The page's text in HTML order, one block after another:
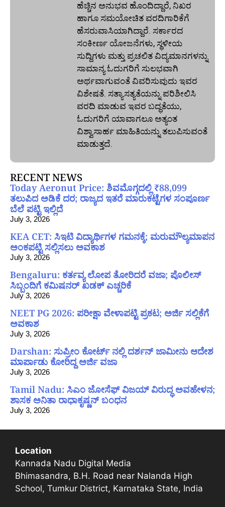
ಹೆಚ್ಚಿನ ಅನುಭವ ಹೊಂದಿದ್ದಾರೆ, ನಿಖರ
ಹಾಗೂ ಸಮಯೋಚಿತ ವರದಿಗಾರಿಕೆಗೆ
ಹೆಸರುವಾಸಿಯಾಗಿದ್ದಾರೆ. ಸರ್ಕಾರದ
ಸಂಕೀರ್ಣ ಯೋಜನೆಗಳು, ಸ್ಥಳೀಯ
ಸುದ್ದಿಗಳು ಮತ್ತು ಪ್ರಚಲಿತ ವಿದ್ಯಮಾನಗಳನ್ನು
ಸಾಮಾನ್ಯ ಓದುಗರಿಗೆ ಸುಲಭವಾಗಿ
ಅರ್ಥವಾಗುವಂತೆ ವಿವರಿಸುವುದು ಇವರ
ವಿಶೇಷತೆ. ಸತ್ಯಾಸತ್ಯತೆಯನ್ನು ಪರಿಶೀಲಿಸಿ
ವರದಿ ಮಾಡುವ ಇವರ ಬದ್ಧತೆಯು,
ಓದುಗರಿಗೆ ಯಾವಾಗಲೂ ಅತ್ಯಂತ
ವಿಶ್ವಾಸಾರ್ಹ ಮಾಹಿತಿಯನ್ನು ತಲುಪಿಸುವಂತೆ
ಮಾಡುತ್ತದೆ.
RECENT NEWS
Today Aeronut Price: ಶಿವಮೊಗ್ಗದಲ್ಲಿ ₹88,099
ತಲುಪಿದ ಅಡಿಕೆ ದರ; ರಾಜ್ಯದ ಇತರೆ ಮಾರುಕಟ್ಟೆಗಳ ಸಂಪೂರ್ಣ
ಬೆಲೆ ಪಟ್ಟಿ ಇಲ್ಲಿದೆ
July 3, 2026
KEA CET: ಸಿಇಟಿ ವಿದ್ಯಾರ್ಥಿಗಳ ಗಮನಕ್ಕೆ; ಮರುಮೌಲ್ಯಮಾಪನ
ಅಂಕಪಟ್ಟಿ ಸಲ್ಲಿಸಲು ಅವಕಾಶ
July 3, 2026
Bengaluru: ಕರ್ತವ್ಯ ಲೋಪ ತೋರಿದರೆ ವಜಾ; ಪೊಲೀಸ್
ಸಿಬ್ಬಂದಿಗೆ ಕಮಿಷನರ್ ಖಡಕ್ ಎಚ್ಚರಿಕೆ
July 3, 2026
NEET PG 2026: ಪರೀಕ್ಷಾ ವೇಳಾಪಟ್ಟಿ ಪ್ರಕಟ; ಅರ್ಜಿ ಸಲ್ಲಿಕೆಗೆ
ಅವಕಾಶ
July 3, 2026
Darshan: ಸುಪ್ರೀಂ ಕೋರ್ಟ್ ನಲ್ಲಿ ದರ್ಶನ್ ಜಾಮೀನು ಆದೇಶ
ಮಾರ್ಪಾಡು ಕೋರಿದ್ದ ಅರ್ಜಿ ವಜಾ
July 3, 2026
Tamil Nadu: ಸಿಎಂ ಜೋಸೆಫ್ ವಿಜಯ್ ವಿರುದ್ಧ ಅವಹೇಳನ;
ಶಾಸಕ ಅನಿತಾ ರಾಧಾಕೃಷ್ಣನ್ ಬಂಧನ
July 3, 2026
Location
Kannada Nadu Digital Media
Bhimasandra, B.H. Road near Nalanda High
School, Tumkur District, Karnataka State, India